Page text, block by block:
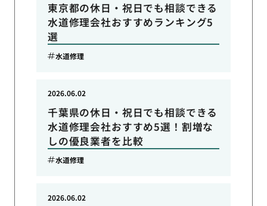
東京都の休日・祝日でも相談できる
水道修理会社おすすめランキング5
選
水道修理
千葉県の休日・祝日でも相談できる
水道修理会社おすすめ5選！割増な
しの優良業者を比較
2026.06.02
水道修理
2026.06.02